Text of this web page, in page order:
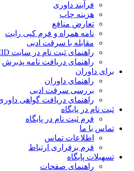
فرآیند داوری
هزینه چاپ
تعارض منافع
نامه همراه و فرم کپی رایت
مقابله با سرقت ادبی
راهنمای ثبت نام در سایت ORCID
راهنمای دریافت نامه پذیرش
برای داوران
راهنمای داوران
بررسی سرقت ادبی
راهنمای دریافت گواهی داوری
ثبت نام در پایگاه
فرم ثبت نام در پایگاه
تماس با ما
اطلاعات تماس
فرم برقراری ارتباط
تسهیلات پایگاه
راهنمای صفحات